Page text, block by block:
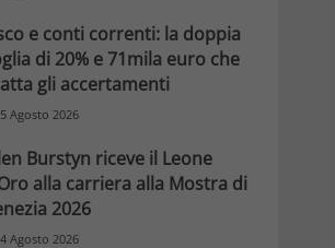
e conti correnti: la doppia
di 20% e 71mila euro che
gli accertamenti
5 Agosto 2026
Burstyn riceve il Leone
alla carriera alla Mostra di
2026
4 Agosto 2026